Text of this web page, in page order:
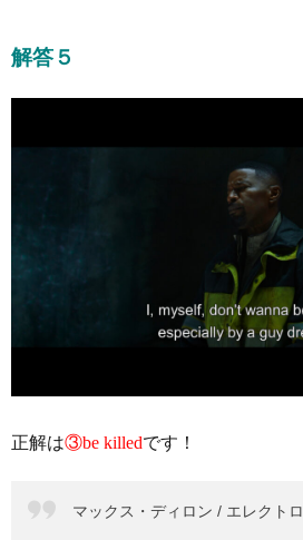
解答５
正解は③be killedです！
マックス・ディロン / エレクトロ